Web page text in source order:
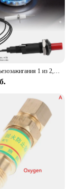
Комплект пьезозажигания 1 из 2, газовая плита, воспламенитель для барбекю гриля с иглой зажигания, для природного газа, спиртового масла